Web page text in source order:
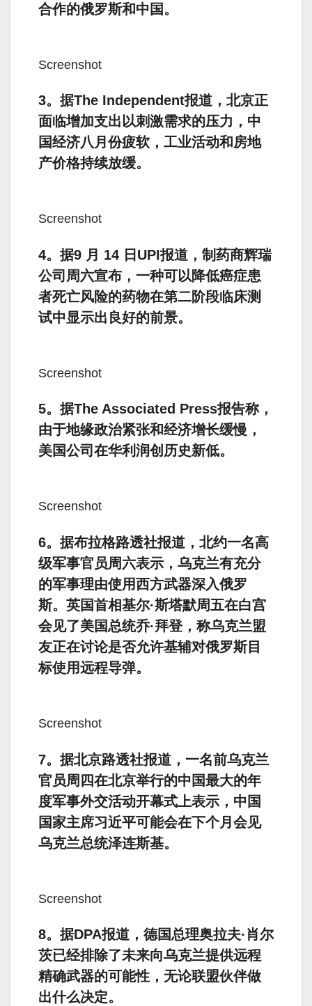
合作的俄罗斯和中国。
Screenshot
3。据The Independent报道，北京正
面临增加支出以刺激需求的压力，中
国经济八月份疲软，工业活动和房地
产价格持续放缓。
Screenshot
4。据9 月 14 日UPI报道，制药商辉瑞
公司周六宣布，一种可以降低癌症患
者死亡风险的药物在第二阶段临床测
试中显示出良好的前景。
Screenshot
5。据The Associated Press报告称，
由于地缘政治紧张和经济增长缓慢，
美国公司在华利润创历史新低。
Screenshot
6。据布拉格路透社报道，北约一名高
级军事官员周六表示，乌克兰有充分
的军事理由使用西方武器深入俄罗
斯。英国首相基尔·斯塔默周五在白宫
会见了美国总统乔·拜登，称乌克兰盟
友正在讨论是否允许基辅对俄罗斯目
标使用远程导弹。
Screenshot
7。据北京路透社报道，一名前乌克兰
官员周四在北京举行的中国最大的年
度军事外交活动开幕式上表示，中国
国家主席习近平可能会在下个月会见
乌克兰总统泽连斯基。
Screenshot
8。据DPA报道，德国总理奥拉夫·肖尔
茨已经排除了未来向乌克兰提供远程
精确武器的可能性，无论联盟伙伴做
出什么决定。